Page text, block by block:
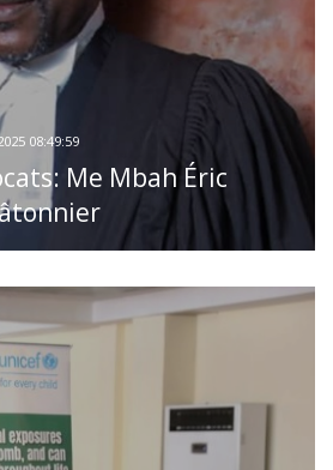
08:49:59
Me Mbah Éric